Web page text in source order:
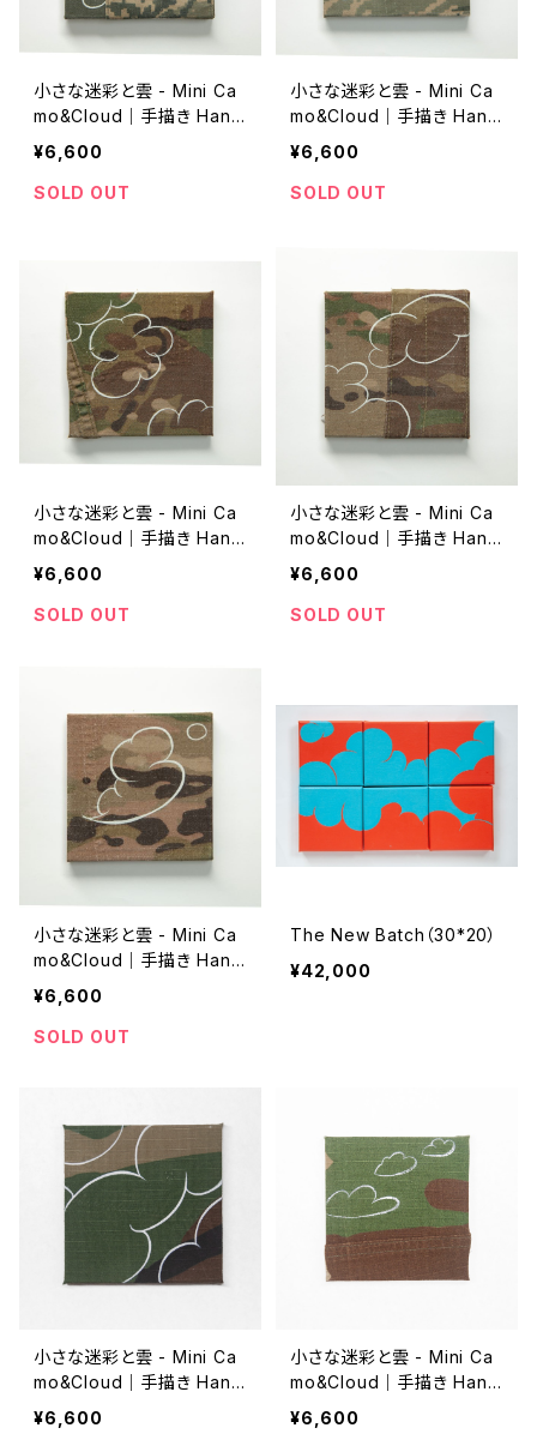
小さな迷彩と雲 - Mini Ca
mo&Cloud｜手描き Hand
-drawn｜10cm*10cm｜2
02307_E
¥6,600
SOLD OUT
小さな迷彩と雲 - Mini Ca
mo&Cloud｜手描き Hand
-drawn｜10cm*10cm｜2
02307_F
¥6,600
SOLD OUT
小さな迷彩と雲 - Mini Ca
mo&Cloud｜手描き Hand
-drawn｜10cm*10cm｜2
02307_G
¥6,600
SOLD OUT
小さな迷彩と雲 - Mini Ca
mo&Cloud｜手描き Hand
-drawn｜10cm*10cm｜2
02307_H
¥6,600
SOLD OUT
小さな迷彩と雲 - Mini Ca
mo&Cloud｜手描き Hand
-drawn｜10cm*10cm｜2
02307_I
¥6,600
SOLD OUT
The New Batch（30*20）
¥42,000
小さな迷彩と雲 - Mini Ca
mo&Cloud｜手描き Hand
-drawn｜10cm*10cm｜2
0250602 A
¥6,600
小さな迷彩と雲 - Mini Ca
mo&Cloud｜手描き Hand
-drawn｜10cm*10cm｜2
0250604_01
¥6,600